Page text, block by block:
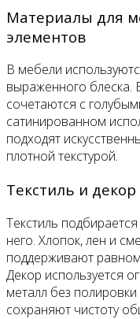
Материалы для
элементов
В мебели
выраженного
сочетаются с
сатинированном
подходят
плотной текстурой.
Текстиль и декор
Текстиль
него. Хлопок, лен и
поддерживают
Декор используется
металл без
сохраняют чистоту